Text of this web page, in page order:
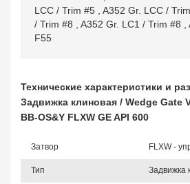
LCC / Trim #5
A352 Gr. LCC /
/ Trim #8
A352 Gr. LC1 / Trim #8
F55
Технические характеристики и
Задвижка клиновая / Wedge Gate
BB-OS&Y FLXW GE API 600
Затвор FLXW -
Тип Задвижка